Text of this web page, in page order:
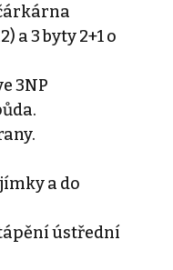
a 3 byty 2+1 o
3NP
a do
ústřední